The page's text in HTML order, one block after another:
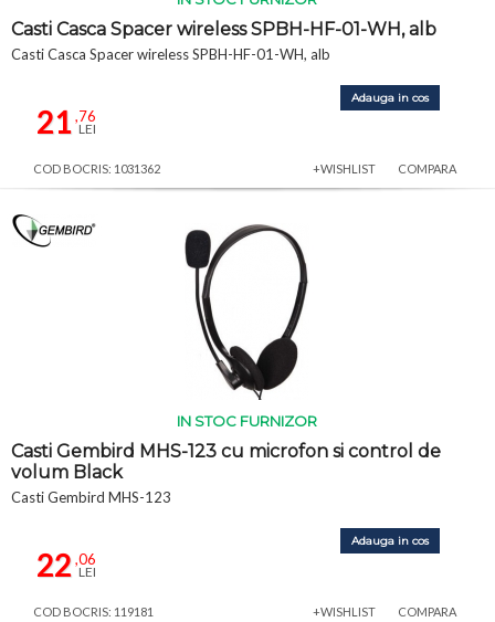
Casti Casca Spacer wireless SPBH-HF-01-WH, alb
Casti Casca Spacer wireless SPBH-HF-01-WH, alb
21,76
LEI
Adauga in cos
COD BOCRIS: 1031362 +WISHLIST COMPARA
IN STOC FURNIZOR
Casti Gembird MHS-123 cu microfon si control de
volum Black
Casti Gembird MHS-123
22,06
LEI
Adauga in cos
COD BOCRIS: 119181 +WISHLIST COMPARA